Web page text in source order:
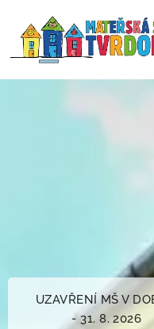
UZAVŘENÍ MŠ V
- 31. 8.